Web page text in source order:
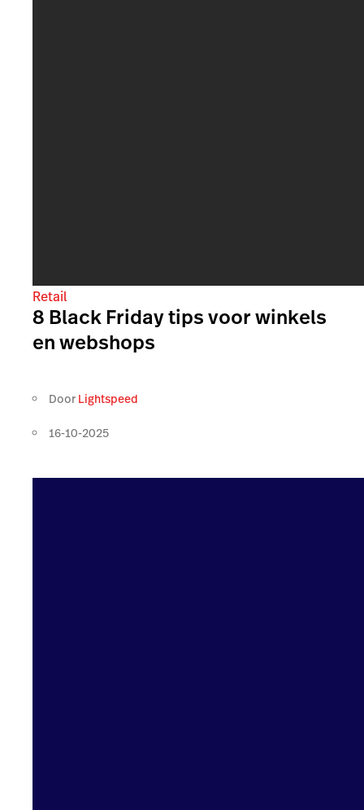
Retail
8 Black Friday tips voor winkels
en webshops
Door Lightspeed
16-10-2025